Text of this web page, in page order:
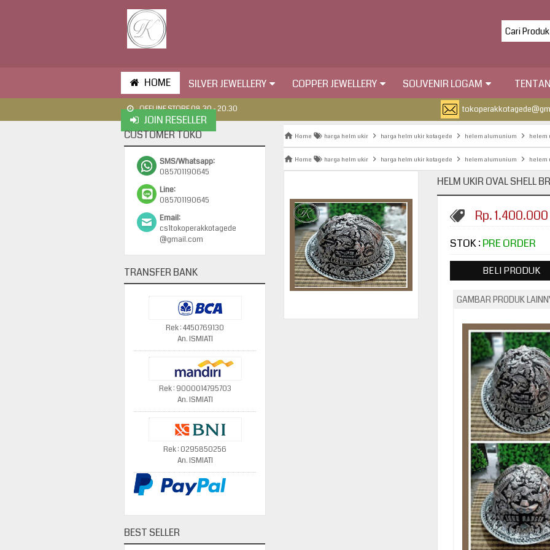
HOME SILVER JEWELLERY COPPER JEWELLERY SOUVENIR LOGAM
JOIN RESELLER
OFFLINE STORE 08.30 - 20.30
Home harga helm ukir harga helm ukir kotagede helem alumunium helem
Home harga helm ukir harga helm ukir kotagede helem alumunium helem
HELM UKIR OVAL SHELL
Rp. 1.400.000
STOK : PRE ORDER
BELI PRODUK
GAMBAR PRODUK
CUSTOMER TOKO
SMS/Whatsapp:
085701190645
Line:
085701190645
Email:
cs1tokoperakkotagede
@gmail.com
TRANSFER BANK
Rek : 4450769130
An. ISMIATI
Rek : 9000014795703
An. ISMIATI
Rek : 0295850256
An. ISMIATI
BEST SELLER